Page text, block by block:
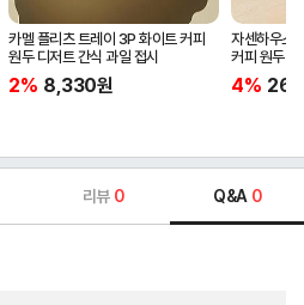
카멜 플리츠 트레이 3P 화이트 커피
원두 디저트 간식 과일 접시
2% 8,330원
자센하우스
커피 원두
4%
리뷰 0 Q&A 0